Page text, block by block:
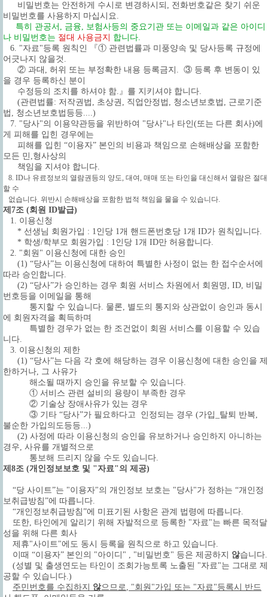
비밀번호는 안전하게 수시로 변경하시되, 전화번호같은 찾기 쉬운
비밀번호를 사용하지 마십시요.
특히 관공서, 금융, 보험사등의 중요기관 또는 이메일과 같은 아이디
나 비밀번호는 절대 사용금지
합니다.
6. "자료"등록 원칙인 『① 관련법률과 미풍양속 및 당사등록 규정에
어긋나지 않을것.
② 과대, 허위 또는 부정확한 내용 등록금지. ③ 등록 후 변동이 있
을 경우 등록하신 분이
수정등의 조치를 하셔야 함.』를 지키셔야 합니다.
(관련법률: 저작권법, 초상권, 직업안정법, 청소년보호법, 근로기준
법, 청소년보호법등등....)
7. "당사"의 이용약관등을 위반하여 "당사"나 타인(또는 다른 회사)에
게 피해를 입힌 경우에는
피해를 입힌 “이용자” 본인의 비용과 책임으로 손해배상을 포함한
모든 민,형사상의
책임을 지셔야 합니다.
8. ID나 유료정보의 열람권등의 양도, 대여, 매매 또는 타인을 대신해서 열람은 절대
할 수
없습니다. 위반시 손해배상을 포함한 법적 책임을 물을 수 있습니다.
제7조 (회원 ID발급)
1. 이용신청
* 선생님 회원가입 : 1인당 1개 핸드폰번호당 1개 ID가 원칙입니다.
* 학생/학부모 회원가입 : 1인당 1개 ID만 허용합니다.
2. "회원" 이용신청에 대한 승인
(1) “당사”는 이용신청에 대하여 특별한 사정이 없는 한 접수순서에
따라 승인합니다.
(2) “당사”가 승인하는 경우 회원 서비스 차원에서 회원명, ID, 비밀
번호등을 이메일을 통해
통지할 수 있습니다. 물론, 별도의 통지와 상관없이 승인과 동시
에 회원자격을 획득하며
특별한 경우가 없는 한 조건없이 회원 서비스를 이용할 수 있습
니다.
3. 이용신청의 제한
(1) “당사”는 다음 각 호에 해당하는 경우 이용신청에 대한 승인을 제
한하거나, 그 사유가
해소될 때까지 승인을 유보할 수 있습니다.
① 서비스 관련 설비의 용량이 부족한 경우
② 기술상 장애사유가 있는 경우
③ 기타 “당사”가 필요하다고 인정되는 경우 (가입_탈퇴 반복,
불순한 가입의도등등...)
(2) 사정에 따라 이용신청의 승인을 유보하거나 승인하지 아니하는
경우, 사유를 개별적으로
통보해 드리지 않을 수도 있습니다.
제8조 (개인정보보호 및 "자료"의 제공)
“당 사이트”는 "이용자"의 개인정보 보호는 "당사"가 정하는 “개인정
보취급방침”에 따릅니다.
“개인정보취급방침”에 미표기된 사항은 관계 법령에 따릅니다.
또한, 타인에게 알리기 위해 자발적으로 등록한 "자료"는 빠른 목적달
성을 위해 다른 회사
제휴"사이트"에도 동시 등록을 원칙으로 하고 있습니다.
이때 “이용자” 본인의 "아이디" , "비밀번호" 등은 제공하지 않습니다.
(성별 및 출생연도는 타인이 조회가능토록 노출된 "자료"는 그대로 제
공할 수 있습니다.)
주민번호를 수집하지 않으므로, "회원"가입 또는 "자료"등록시 반드